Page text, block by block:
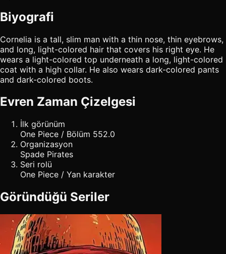
Biyografi
Cornelia is a tall, slim man with a thin nose, thin eyebrows,
and long, light-colored hair that covers his right eye. He
wears a light-colored top underneath a long, light-colored
coat with a high collar. He also wears dark-colored pants
and dark-colored boots.
Evren Zaman Çizelgesi
İlk görünüm
One Piece / Bölüm 552.0
Organizasyon
Spade Pirates
Seri rolü
One Piece / Yan karakter
Göründüğü Seriler